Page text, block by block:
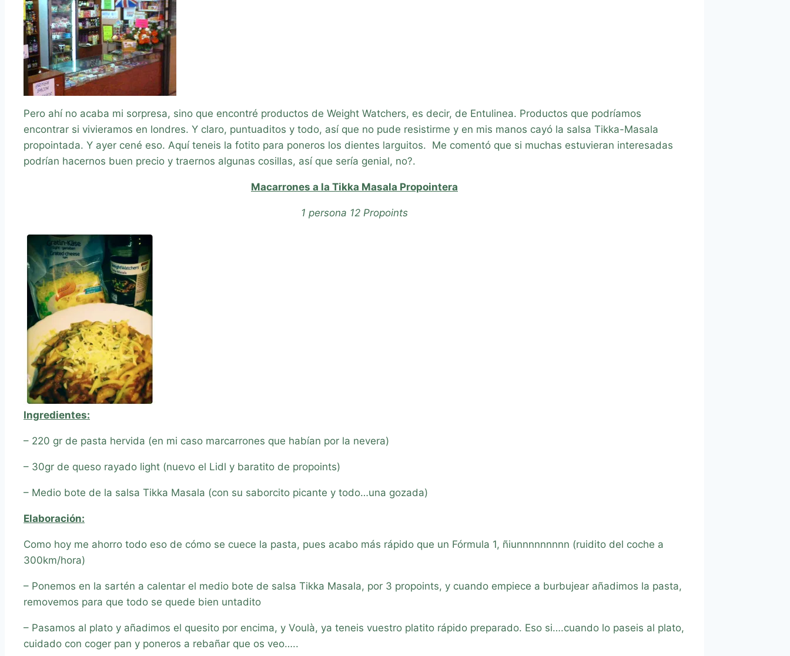
Pero ahí no acaba mi sorpresa, sino que encontré productos de Weight Watchers, es decir, de Entulinea. Productos que podríamos
encontrar si vivieramos en londres. Y claro, puntuaditos y todo, así que no pude resistirme y en mis manos cayó la salsa Tikka-Masala
propointada. Y ayer cené eso. Aquí teneis la fotito para poneros los dientes larguitos. Me comentó que si muchas estuvieran interesadas
podrían hacernos buen precio y traernos algunas cosillas, así que sería genial, no?.
Macarrones a la Tikka Masala Propointera
1 persona 12 Propoints
Ingredientes:
– 220 gr de pasta hervida (en mi caso marcarrones que habían por la nevera)
– 30gr de queso rayado light (nuevo el Lidl y baratito de propoints)
– Medio bote de la salsa Tikka Masala (con su saborcito picante y todo…una gozada)
Elaboración:
Como hoy me ahorro todo eso de cómo se cuece la pasta, pues acabo más rápido que un Fórmula 1, ñiunnnnnnnnn (ruidito del coche a
300km/hora)
– Ponemos en la sartén a calentar el medio bote de salsa Tikka Masala, por 3 propoints, y cuando empiece a burbujear añadimos la pasta,
removemos para que todo se quede bien untadito
– Pasamos al plato y añadimos el quesito por encima, y Voulà, ya teneis vuestro platito rápido preparado. Eso si….cuando lo paseis al plato,
cuidado con coger pan y poneros a rebañar que os veo…..